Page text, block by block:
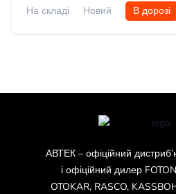
На складі Новий В дорозі
АВТЕК – офіційний
і офіційний дилер
OTOKAR, RASCO,